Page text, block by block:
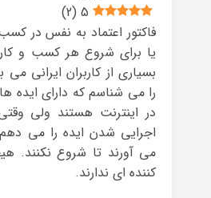
5
(
2
)
فاکتور اعتماد به نفس در
یا برای شروع هر کسب و
بسیاری از کاربران ایرانی می
را می شناسم که دارای ایده
در اینترنت هستند ولی
اجرایی شدن ایده را می
می آورند تا شروع نکنند.
کننده ای ندارند.